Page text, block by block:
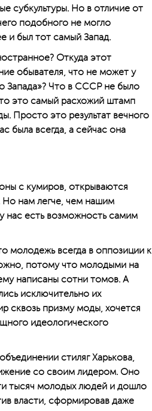
субкультуры. Но в отличие от
подобного не могло
и был тот самый Запад.
Откуда этот
обывателя, что не может у
Запада»? Что в СССР не было
это самый расхожий штамп
Просто это результат вечного
была всегда, а сейчас она
с кумиров, открываются
Но нам легче, чем нашим
нас есть возможность самим
молодежь всегда в оппозиции к
потому что молодыми на
написаны сотни томов. А
исключительно их
сквозь призму моды, хочется
идеологического
стиляг Харькова,
со своим лидером. Оно
тысяч молодых людей и дошло
власти, сформировав даже